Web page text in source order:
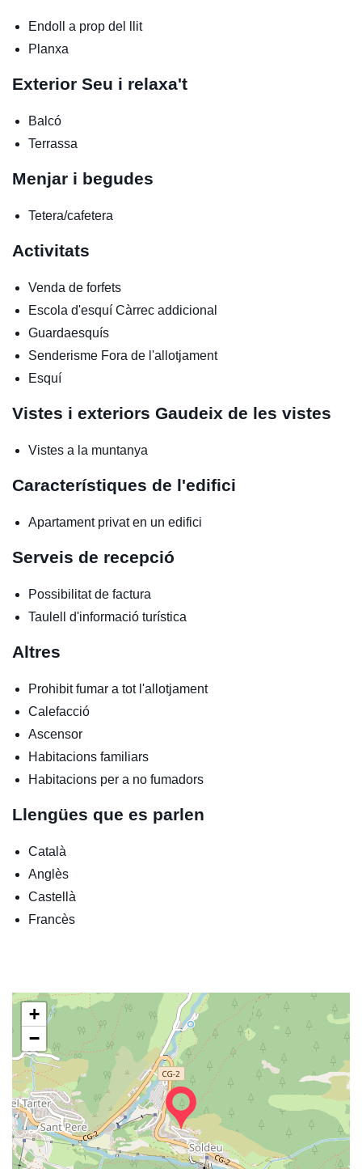
Endoll a prop del llit
Planxa
Exterior Seu i relaxa't
Balcó
Terrassa
Menjar i begudes
Tetera/cafetera
Activitats
Venda de forfets
Escola d'esquí Càrrec addicional
Guardaesquís
Senderisme Fora de l'allotjament
Esquí
Vistes i exteriors Gaudeix de les vistes
Vistes a la muntanya
Característiques de l'edifici
Apartament privat en un edifici
Serveis de recepció
Possibilitat de factura
Taulell d'informació turística
Altres
Prohibit fumar a tot l'allotjament
Calefacció
Ascensor
Habitacions familiars
Habitacions per a no fumadors
Llengües que es parlen
Català
Anglès
Castellà
Francès
+
−